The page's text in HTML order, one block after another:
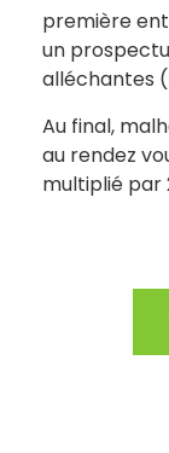
première
un
alléchantes
Au final,
au rendez
multiplié par